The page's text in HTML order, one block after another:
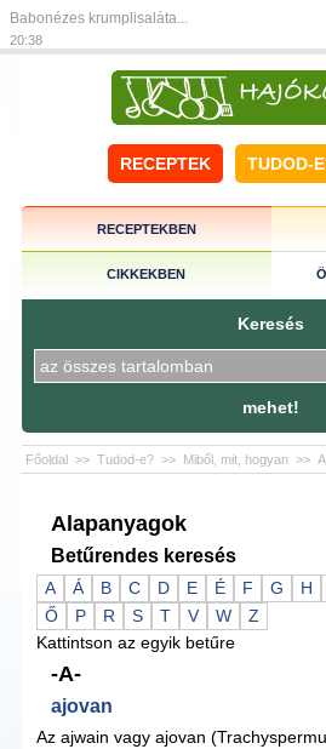
Babonézes krumplisaláta...
20:38
RECEPTEK TUDOD-
RECEPTEKBEN
CIKKEKBEN
Keresés
mehet!
Főoldal >> Tudod-e? >> Miből, mit, hogyan >>
Alapanyagok
Betűrendes keresés
A Á B C D E É F G H
Ő
P R S T V W
Z
Kattintson az egyik betűre
-A-
ajovan
Az ajwain vagy ajovan